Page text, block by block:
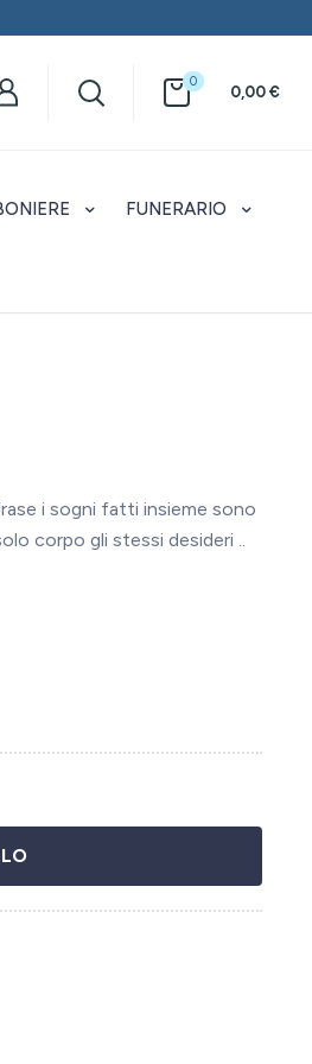
0
0,00€
FUNERARIO
i sogni fatti insieme sono
corpo gli stessi desideri ..